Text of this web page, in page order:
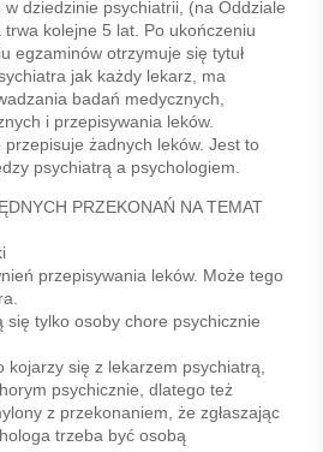
dziedzinie psychiatrii, (na Oddziale
kolejne 5 lat. Po ukończeniu
egzaminów otrzymuje się tytuł
jak każdy lekarz, ma
badań medycznych,
i przepisywania leków.
żadnych leków. Jest to
psychiatrą a psychologiem.
PRZEKONAŃ NA TEMAT
przepisywania leków. Może tego
się tylko osoby chore psychicznie
kojarzy się z lekarzem psychiatrą,
psychicznie, dlatego też
z przekonaniem, że zgłaszając
trzeba być osobą